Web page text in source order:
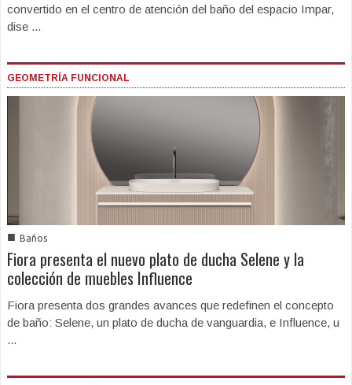
convertido en el centro de atención del baño del espacio Impar,
dise ...
GEOMETRÍA FUNCIONAL
■ Baños
Fiora presenta el nuevo plato de ducha Selene y la
colección de muebles Influence
Fiora presenta dos grandes avances que redefinen el concepto
de baño: Selene, un plato de ducha de vanguardia, e Influence, u
...